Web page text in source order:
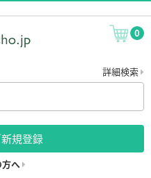
0
詳細検索
規登録
へ